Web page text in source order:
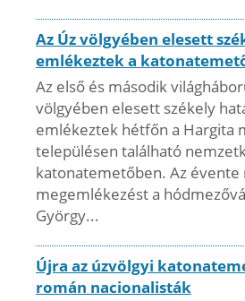
Az Úz völgyében elesett
emlékeztek a
Az első és második
völgyében elesett székely
emlékeztek hétfőn a Hargita
településen található
katonatemetőben. Az
megemlékezést a
György...
Újra az úzvölgyi
román nacionalisták